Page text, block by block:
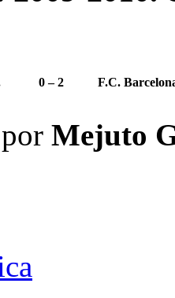
0 – 2 F.C.
Mejuto